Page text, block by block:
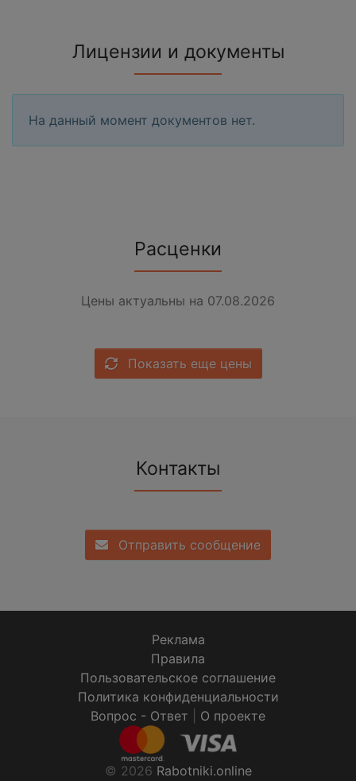
Лицензии и документы
На данный момент документов нет.
Расценки
Цены актуальны на 07.08.2026
Показать еще цены
Контакты
Отправить сообщение
Реклама
Правила
Пользовательское соглашение
Политика конфиденциальности
Вопрос - Ответ
О проекте
© 2026 Rabotniki.online